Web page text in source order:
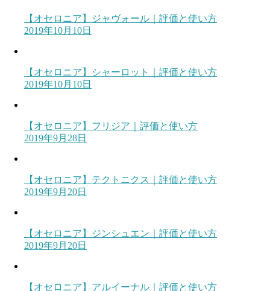
【オセロニア】ジャヴォール｜評価と使い方
2019年10月10日
【オセロニア】シャーロット｜評価と使い方
2019年10月10日
【オセロニア】フリジア｜評価と使い方
2019年9月28日
【オセロニア】テクトニクス｜評価と使い方
2019年9月20日
【オセロニア】ジンシュエン｜評価と使い方
2019年9月20日
【オセロニア】アルイーナル｜評価と使い方